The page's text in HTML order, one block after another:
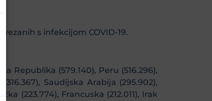
s infekcijom COVID-19.
Republika (579.140), Peru (516.296),
Saudijska Arabija (295.902),
(223.774), Francuska (212.011), Irak